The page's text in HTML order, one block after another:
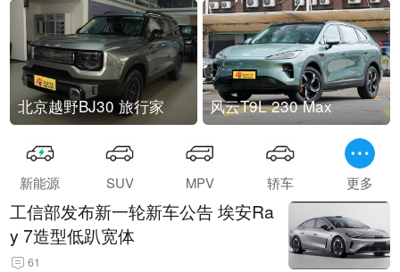
北京越野BJ30 旅行家 风云T9L 230 Max
新能源 SUV MPV 轿车 更多
工信部发布新一轮新车公告 埃安Ra
y 7造型低趴宽体
61